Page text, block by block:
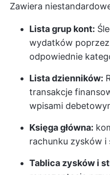
Zawiera
Lista grup kont:
wydatków
odpowiednie
Lista dzienników:
transakcje
wpisami
Księga główna:
rachunku zysków i
Tablica zysków i